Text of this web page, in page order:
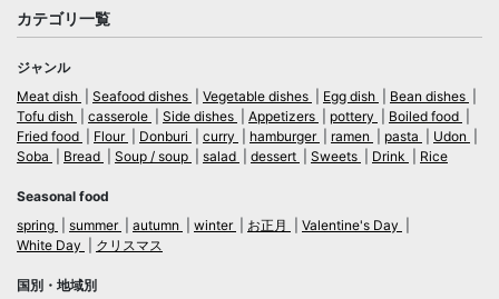
カテゴリ一覧
ジャンル
Meat dish
Seafood dishes Vegetable dishes Egg dish
Bean dishes
Tofu dish
casserole Side dishes Appetizers pottery
Boiled food
Fried food
Flour Donburi curry hamburger ramen pasta
Udon
Soba
Bread Soup / soup salad dessert Sweets Drink Rice
Seasonal food
spring
summer autumn winter お正月
Valentine's Day
White Day
クリスマス
国別・地域別